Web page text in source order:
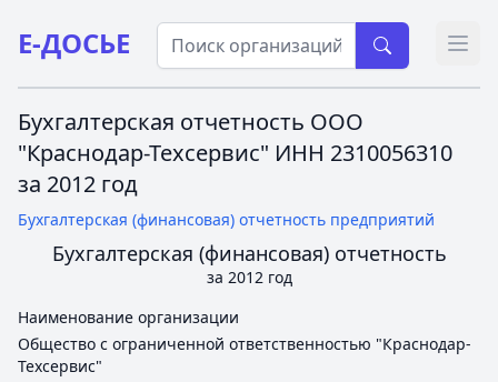
Е-ДОСЬЕ
Бухгалтерская отчетность ООО
"Краснодар-Техсервис" ИНН 2310056310
за 2012 год
Бухгалтерская (финансовая) отчетность предприятий
Бухгалтерская (финансовая) отчетность
за 2012 год
Наименование организации
Общество с ограниченной ответственностью "Краснодар-
Техсервис"